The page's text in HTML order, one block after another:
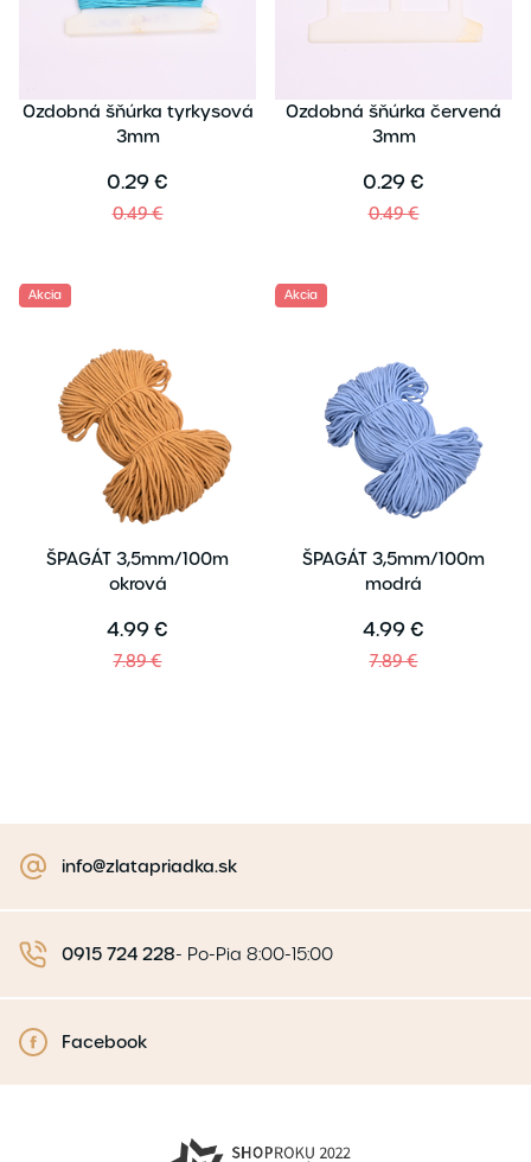
Ozdobná šňúrka tyrkysová
3mm
0.29 €
0.49 €
Ozdobná šňúrka červená
3mm
0.29 €
0.49 €
Akcia
ŠPAGÁT 3,5mm/100m
okrová
4.99 €
7.89 €
Akcia
ŠPAGÁT 3,5mm/100m
modrá
4.99 €
7.89 €
info@zlatapriadka.sk
0915 724 228- Po-Pia 8:00-15:00
Facebook